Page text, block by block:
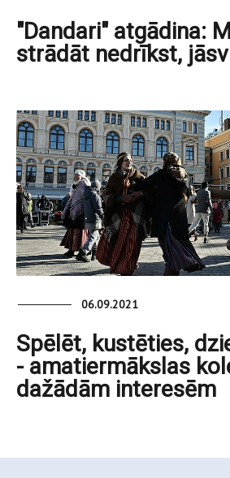
"Dandari" atgādina:
strādāt nedrīkst,
06.09.2021
Spēlēt, kustēties,
- amatiermākslas
dažādām interesēm